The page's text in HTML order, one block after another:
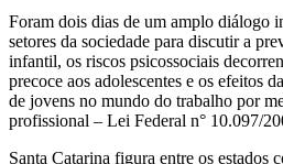
Foram dois dias de um amplo diálogo
setores da sociedade para discutir a
infantil, os riscos psicossociais
precoce aos adolescentes e os efeitos
de jovens no mundo do trabalho por
profissional – Lei Federal n° 10.097/
Santa Catarina figura entre os estados